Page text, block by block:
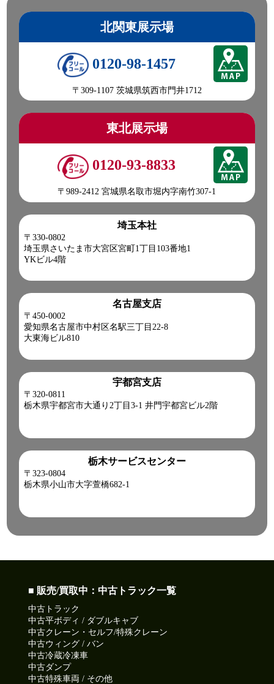
北関東展示場
0120-98-1457
〒309-1107 茨城県筑西市門井1712
東北展示場
0120-93-8833
〒989-2412 宮城県名取市堀内字南竹307-1
埼玉本社
〒330-0802
埼玉県さいたま市大宮区宮町1丁目103番地1
YKビル4階
名古屋支店
〒450-0002
愛知県名古屋市中村区名駅三丁目22-8
大東海ビル810
宇都宮支店
〒320-0811
栃木県宇都宮市大通り2丁目3-1 井門宇都宮ビル2階
栃木サービスセンター
〒323-0804
栃木県小山市大字萱橋682-1
■ 販売/買取中：中古トラック一覧
中古トラック
中古平ボディ / ダブルキャブ
中古クレーン・セルフ/特殊クレーン
中古ウィング / バン
中古冷蔵冷凍車
中古ダンプ
中古特殊車両 / その他